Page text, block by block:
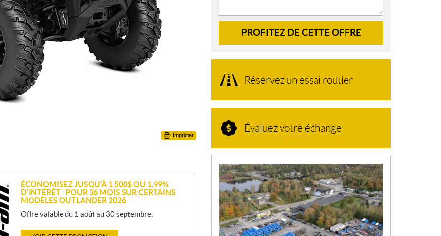
Imprimer
ÉCONOMISEZ JUSQU’À 1 500$ OU 1,99%
D’INTÉRÊT POUR 36 MOIS SUR CERTAINS
MODÈLES OUTLANDER 2026
Offre valable du 1 août au 30 septembre.
PROFITEZ DE CETTE OFFRE
Réservez un essai routier
Évaluez votre échange
N
O
U
V
E
L